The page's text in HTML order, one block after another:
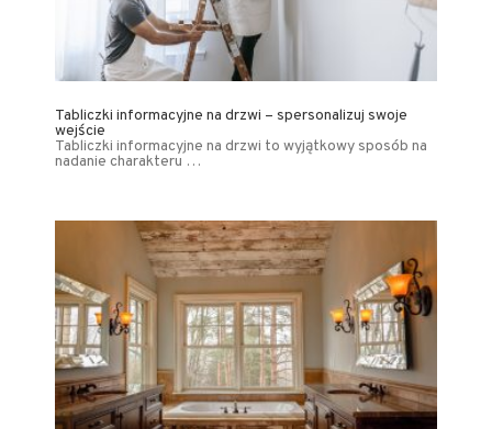
Tabliczki informacyjne na drzwi – spersonalizuj swoje
wejście
Tabliczki informacyjne na drzwi to wyjątkowy sposób na
nadanie charakteru …